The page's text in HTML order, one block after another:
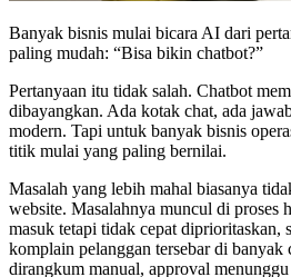
Banyak bisnis mulai bicara AI dari
paling mudah: “Bisa bikin chatbot?”
Pertanyaan itu tidak salah. Chatbot
dibayangkan. Ada kotak chat, ada
modern. Tapi untuk banyak bisnis
titik mulai yang paling bernilai.
Masalah yang lebih mahal biasanya
website. Masalahnya muncul di proses
masuk tetapi tidak cepat diprioritaskan,
komplain pelanggan tersebar di banyak
dirangkum manual, approval